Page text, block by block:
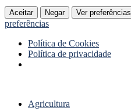
Aceitar Negar Ver preferências
preferências
Política de Cookies
Política de privacidade
Agricultura